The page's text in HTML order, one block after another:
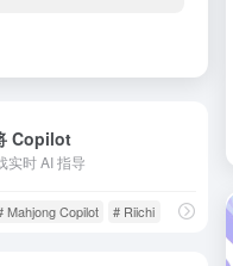
Copilot
实时 AI 指导
Mahjong Copilot # Riichi